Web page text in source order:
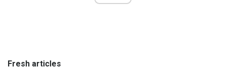
Fresh articles